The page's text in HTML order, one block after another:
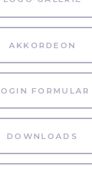
AKKORDEON
FORMULAR
DOWNLOADS